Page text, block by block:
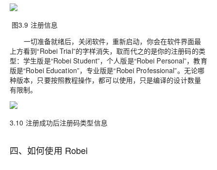
图3.9 注册信息
一切准备就绪后，关闭软件，重新启动，你会在软件界面最
上方看到“Robei Trial”的字样消失，取而代之的是你的注册码的类
型：学生版是“Robei Student”，个人版是“Robei Personal”，教育
版是“Robei Education”，专业版是“Robei Professional”。无论哪
种版本，只要按照教程操作，都可以使用，只是编译的设计数量
有限制。
3.10 注册成功后注册码类型信息
四、如何使用 Robei